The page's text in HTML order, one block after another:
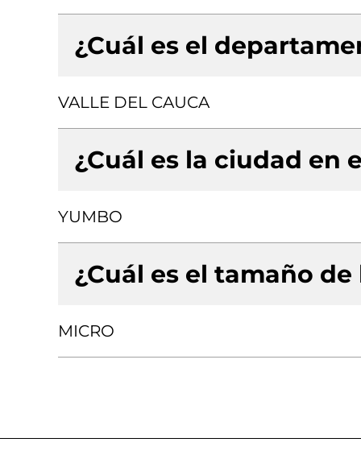
¿Cuál es el
VALLE DEL CAUCA
¿Cuál es la ciudad en
YUMBO
¿Cuál es el tamaño
MICRO